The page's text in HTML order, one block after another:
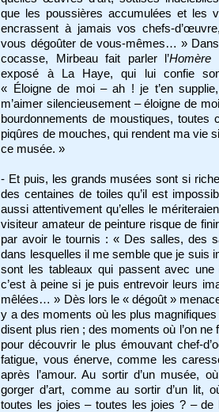
que les poussières accumulées et les
encrassent à jamais vos chefs-
vous dégoûter de vous-mêmes… »
cocasse, Mirbeau fait parler l’Homère
exposé à La Haye, qui lui confie
« Éloigne de moi – ah ! je t’en
m’aimer silencieusement – éloigne de
bourdonnements de moustiques, toutes
piqûres de mouches, qui rendent ma vie
ce musée. »
- Et puis, les grands musées sont si
des centaines de toiles qu’il est
aussi attentivement qu’elles le
visiteur amateur de peinture risque de
par avoir le tournis : « Des salles, des
dans lesquelles il me semble que je suis
sont les tableaux qui passent avec une
c’est à peine si je puis entrevoir leurs
mêlées… » Dès lors le « dégoût »
y a des moments où les plus
disent plus rien ; des moments où l’on ne
pour découvrir le plus émouvant chef-
fatigue, vous énerve, comme les
après l’amour. Au sortir d’un musée,
gorger d’art, comme au sortir d’un lit,
toutes les joies – toutes les joies ? – de